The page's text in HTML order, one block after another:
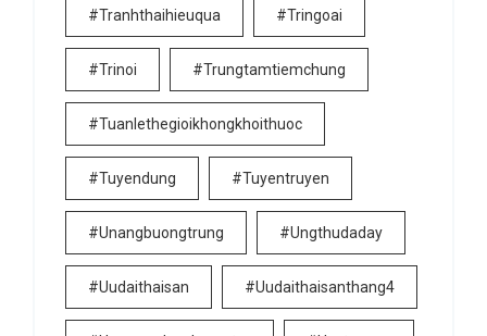
#tranhthaihieuqua #tringoai
#trinoi #trungtamtiemchung
#tuanlethegioikhongkhoithuoc
#tuyendung #tuyentruyen
#unangbuongtrung #ungthudaday
#uudaithaisan #uudaithaisanthang4